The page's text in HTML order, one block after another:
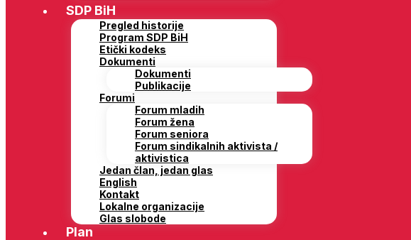
SDP BiH
Pregled historije
Program SDP BiH
Etički kodeks
Dokumenti
Dokumenti
Publikacije
Forumi
Forum mladih
Forum žena
Forum seniora
Forum sindikalnih aktivista /
aktivistica
Jedan član, jedan glas
English
Kontakt
Lokalne organizacije
Glas slobode
Plan